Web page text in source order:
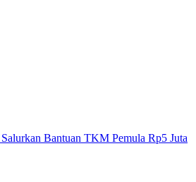
Bantuan TKM Pemula Rp5 Juta